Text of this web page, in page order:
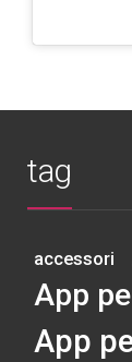
tag
accessori
App
App